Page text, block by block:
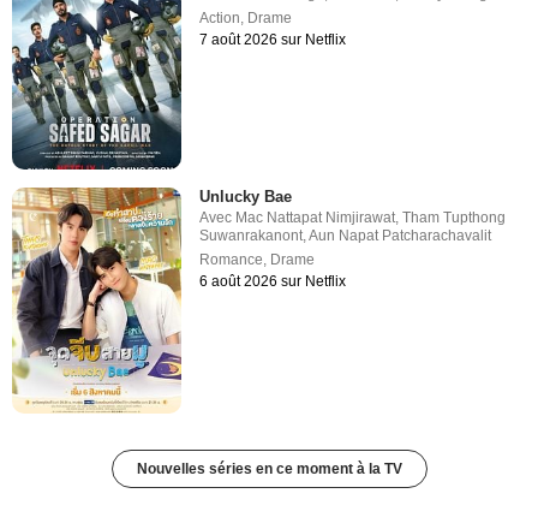
Action, Drame
7 août 2026 sur Netflix
Unlucky Bae
Avec Mac Nattapat Nimjirawat ,Tham Tupthong
Suwanrakanont ,Aun Napat Patcharachavalit
Romance Drame
6 août 2026 sur Netflix
Nouvelles séries en ce moment à la TV